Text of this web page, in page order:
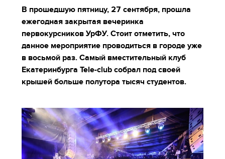
В прошедшую пятницу, 27 сентября, прошла
ежегодная закрытая вечеринка
первокурсников УрФУ. Стоит отметить, что
данное мероприятие проводиться в городе уже
в восьмой раз. Самый вместительный клуб
Екатеринбурга Tele-club собрал под своей
крышей больше полутора тысяч студентов.